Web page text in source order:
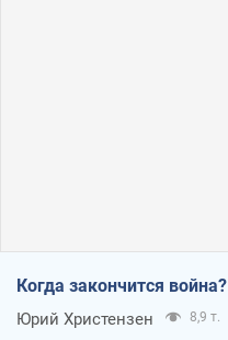
Когда закончится война?
Юрий Христензен 8,9 т.